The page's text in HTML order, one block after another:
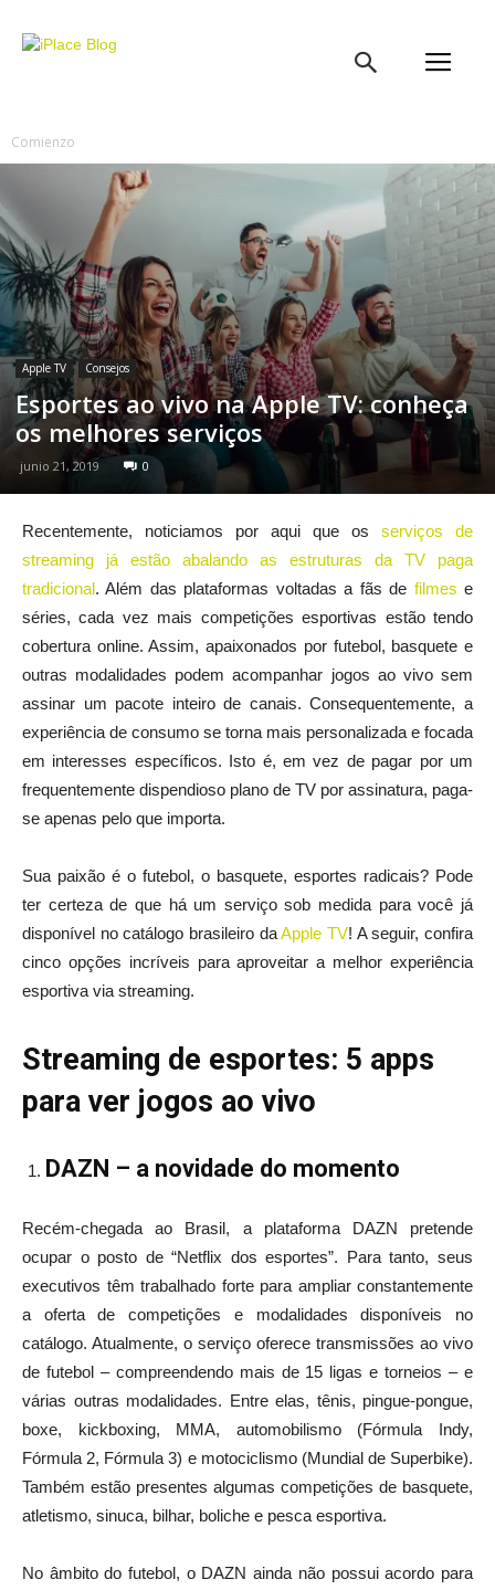
Comienzo
Apple TV Consejos
Esportes ao vivo na Apple TV: conheça
os melhores serviços
junio 21, 2019 0
Recentemente, noticiamos por aqui que os serviços de
streaming já estão abalando as estruturas da TV paga
tradicional. Além das plataformas voltadas a fãs de filmes e
séries, cada vez mais competições esportivas estão tendo
cobertura online. Assim, apaixonados por futebol, basquete e
outras modalidades podem acompanhar jogos ao vivo sem
assinar um pacote inteiro de canais. Consequentemente, a
experiência de consumo se torna mais personalizada e focada
em interesses específicos. Isto é, em vez de pagar por um
frequentemente dispendioso plano de TV por assinatura, paga-
se apenas pelo que importa.
Sua paixão é o futebol, o basquete, esportes radicais? Pode
ter certeza de que há um serviço sob medida para você já
disponível no catálogo brasileiro daApple TV! A seguir, confira
cinco opções incríveis para aproveitar a melhor experiência
esportiva via streaming.
Streaming de esportes: 5 apps
para ver jogos ao vivo
DAZN – a novidade do momento
Recém-chegada ao Brasil, a plataforma DAZN pretende
ocupar o posto de “Netflix dos esportes”. Para tanto, seus
executivos têm trabalhado forte para ampliar constantemente
a oferta de competições e modalidades disponíveis no
catálogo. Atualmente, o serviço oferece transmissões ao vivo
de futebol – compreendendo mais de 15 ligas e torneios – e
várias outras modalidades. Entre elas, tênis, pingue-pongue,
boxe, kickboxing, MMA, automobilismo (Fórmula Indy,
Fórmula 2, Fórmula 3) e motociclismo (Mundial de Superbike).
Também estão presentes algumas competições de basquete,
atletismo, sinuca, bilhar, boliche e pesca esportiva.
No âmbito do futebol, o DAZN ainda não possui acordo para